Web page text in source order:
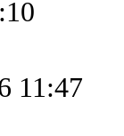
11:47